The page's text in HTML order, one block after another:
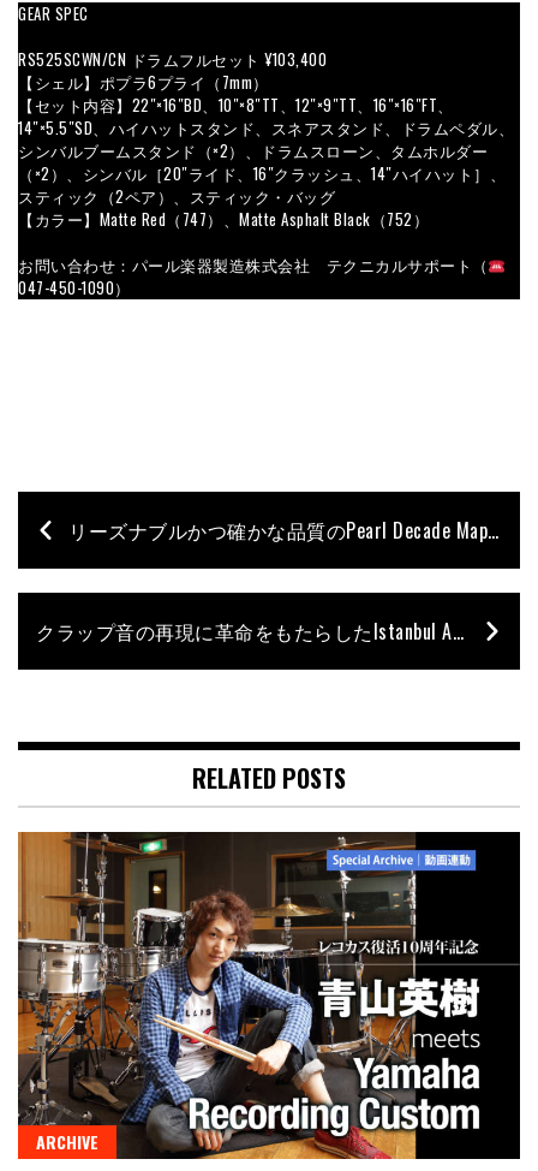
GEAR SPEC
RS525SCWN/CN ドラムフルセット ¥103,400
【シェル】ポプラ6プライ（7mm）
【セット内容】22″×16″BD、10″×8″TT、12″×9″TT、16″×16″FT、
14″×5.5″SD、ハイハットスタンド、スネアスタンド、ドラムペダル、
シンバルブームスタンド（×2）、ドラムスローン、タムホルダー
（×2）、シンバル［20″ライド、16″クラッシュ、14″ハイハット］、
スティック（2ペア）、スティック・バッグ
【カラー】Matte Red（747）、Matte Asphalt Black（752）
お問い合わせ：パール楽器製造株式会社 テクニカルサポート（
047-450-1090）
リーズナブルかつ確かな品質のPearl Decade Mapleシリーズに高級感溢れるアーティザンが仲間入り
クラップ音の再現に革命をもたらしたIstanbul Agop Clap Stack【連載｜博士 山本拓矢がデジマートで見つけた今月の逸品 ♯33】
RELATED POSTS
ARCHIVE